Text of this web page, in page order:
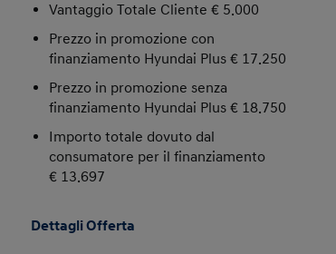
Vantaggio Totale Cliente € 5.000
Prezzo in promozione con
finanziamento Hyundai Plus € 17.250
Prezzo in promozione senza
finanziamento Hyundai Plus € 18.750
Importo totale dovuto dal
consumatore per il finanziamento
€ 13.697
Dettagli Offerta